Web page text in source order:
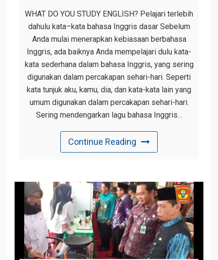
WHAT DO YOU STUDY ENGLISH? Pelajari terlebih
dahulu kata–kata bahasa Inggris dasar Sebelum
Anda mulai menerapkan kebiasaan berbahasa
Inggris, ada baiknya Anda mempelajari dulu kata-
kata sederhana dalam bahasa Inggris, yang sering
digunakan dalam percakapan sehari-hari. Seperti
kata tunjuk aku, kamu, dia, dan kata-kata lain yang
umum digunakan dalam percakapan sehari-hari.
Sering mendengarkan lagu bahasa Inggris…
Continue Reading